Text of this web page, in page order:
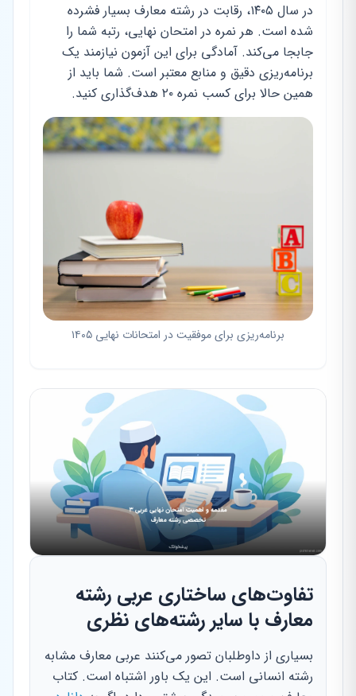
در سال ۱۴۰۵، رقابت در رشته معارف بسیار فشرده
شده است. هر نمره در امتحان نهایی، رتبه شما را
جابجا می‌کند. آمادگی برای این آزمون نیازمند یک
برنامه‌ریزی دقیق و منابع معتبر است. شما باید از
همین حالا برای کسب نمره ۲۰ هدف‌گذاری کنید.
برنامه‌ریزی برای موفقیت در امتحانات نهایی ۱۴۰۵
تفاوت‌های ساختاری عربی رشته
معارف با سایر رشته‌های نظری
بسیاری از داوطلبان تصور می‌کنند عربی معارف مشابه
رشته انسانی است. این یک باور اشتباه است. کتاب